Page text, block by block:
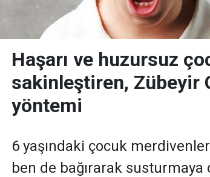
Haşarı ve huzursuz
sakinleştiren, Zübeyir
yöntemi
6 yaşındaki çocuk
ben de bağırarak susturmaya